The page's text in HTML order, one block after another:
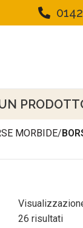
MORBIDE/
26 risultati